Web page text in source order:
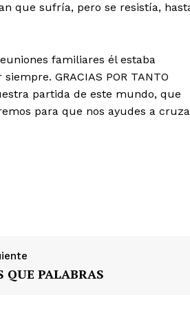
que sufría, pero se resistía,
familiares él estaba
GRACIAS POR TANTO
partida de este mundo, que
para que nos ayudes a
QUE PALABRAS